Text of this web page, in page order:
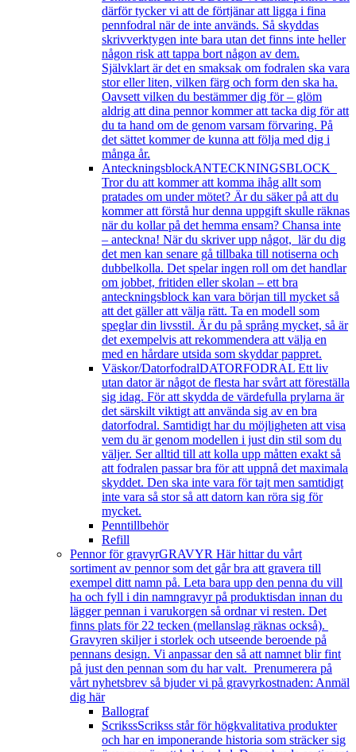
därför tycker vi att de förtjänar att ligga i fina
pennfodral när de inte används. Så skyddas
skrivverktygen inte bara utan det finns inte heller
någon risk att tappa bort någon av dem.
Självklart är det en smaksak om fodralen ska vara
stor eller liten, vilken färg och form den ska ha.
Oavsett vilken du bestämmer dig för – glöm
aldrig att dina pennor kommer att tacka dig för att
du ta hand om de genom varsam förvaring. På
det sättet kommer de kunna att följa med dig i
många år.
AnteckningsblockANTECKNINGSBLOCK
Tror du att kommer att komma ihåg allt som
pratades om under mötet? Är du säker på att du
kommer att förstå hur denna uppgift skulle räknas
när du kollar på det hemma ensam? Chansa inte
– anteckna! När du skriver upp något, lär du dig
det men kan senare gå tillbaka till notiserna och
dubbelkolla. Det spelar ingen roll om det handlar
om jobbet, fritiden eller skolan – ett bra
anteckningsblock kan vara början till mycket så
att det gäller att välja rätt. Ta en modell som
speglar din livsstil. Är du på språng mycket, så är
det exempelvis att rekommendera att välja en
med en hårdare utsida som skyddar pappret.
Väskor/DatorfodralDATORFODRAL Ett liv
utan dator är något de flesta har svårt att föreställa
sig idag. För att skydda de värdefulla prylarna är
det särskilt viktigt att använda sig av en bra
datorfodral. Samtidigt har du möjligheten att visa
vem du är genom modellen i just din stil som du
väljer. Ser alltid till att kolla upp måtten exakt så
att fodralen passar bra för att uppnå det maximala
skyddet. Den ska inte vara för tajt men samtidigt
inte vara så stor så att datorn kan röra sig för
mycket.
Penntillbehör
Refill
Pennor för gravyrGRAVYR Här hittar du vårt
sortiment av pennor som det går bra att gravera till
exempel ditt namn på. Leta bara upp den penna du vill
ha och fyll i din namngravyr på produktisdan innan du
lägger pennan i varukorgen så ordnar vi resten. Det
finns plats för 22 tecken (mellanslag räknas också).
Gravyren skiljer i storlek och utseende beroende på
pennans design. Vi anpassar den så att namnet blir fint
på just den pennan som du har valt. Prenumerera på
vårt nyhetsbrev så bjuder vi på gravyrkostnaden: Anmäl
dig här
Ballograf
ScrikssScrikss står för högkvalitativa produkter
och har en imponerande historia som sträcker sig